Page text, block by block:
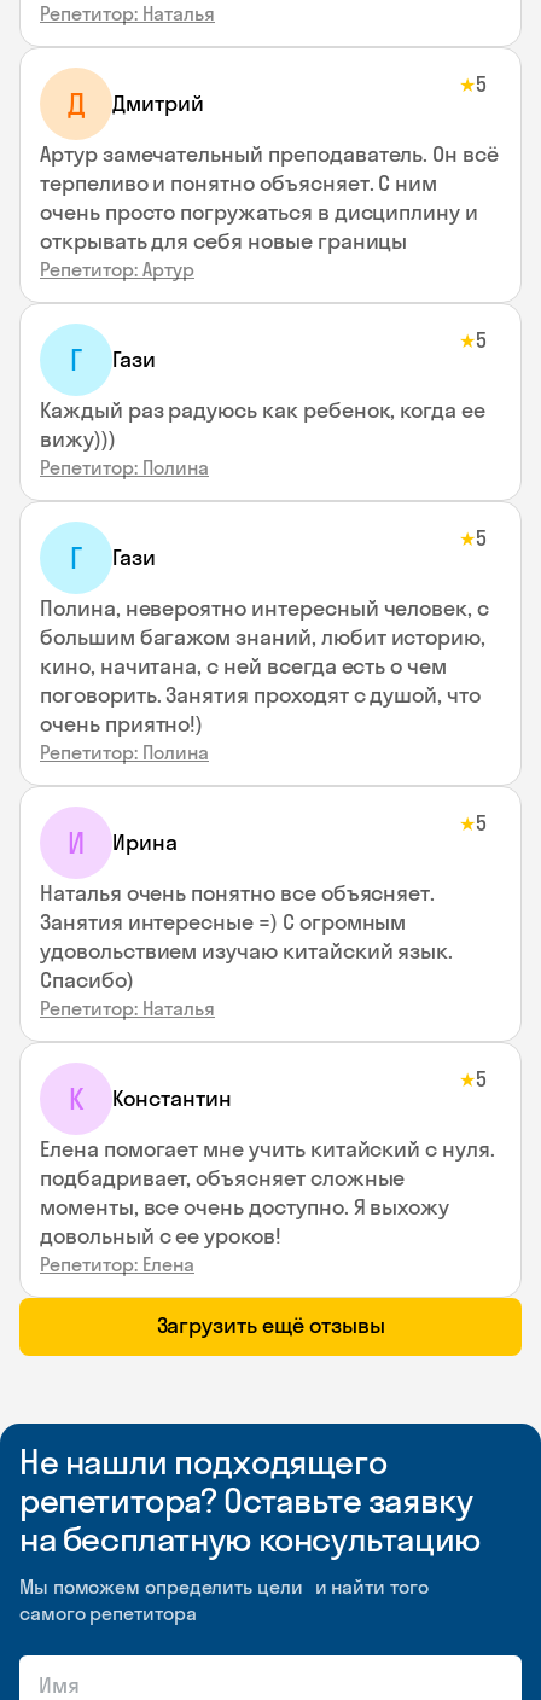
Репетитор: Наталья
Д Дмитрий
★5
Артур замечательный преподаватель. Он всё
терпеливо и понятно объясняет. С ним
очень просто погружаться в дисциплину и
открывать для себя новые границы
Репетитор: Артур
Г Гази
★5
Каждый раз радуюсь как ребенок, когда ее
вижу)))
Репетитор: Полина
Г Гази
★5
Полина, невероятно интересный человек, с
большим багажом знаний, любит историю,
кино, начитана, с ней всегда есть о чем
поговорить. Занятия проходят с душой, что
очень приятно!)
Репетитор: Полина
И Ирина
★5
Наталья очень понятно все объясняет.
Занятия интересные =) С огромным
удовольствием изучаю китайский язык.
Спасибо)
Репетитор: Наталья
К Константин
★5
Елена помогает мне учить китайский с нуля.
подбадривает, объясняет сложные
моменты, все очень доступно. Я выхожу
довольный с ее уроков!
Репетитор: Елена
Загрузить ещё отзывы
Не нашли подходящего
репетитора? Оставьте заявку
на бесплатную консультацию
Мы поможем определить цели и найти того
самого репетитора